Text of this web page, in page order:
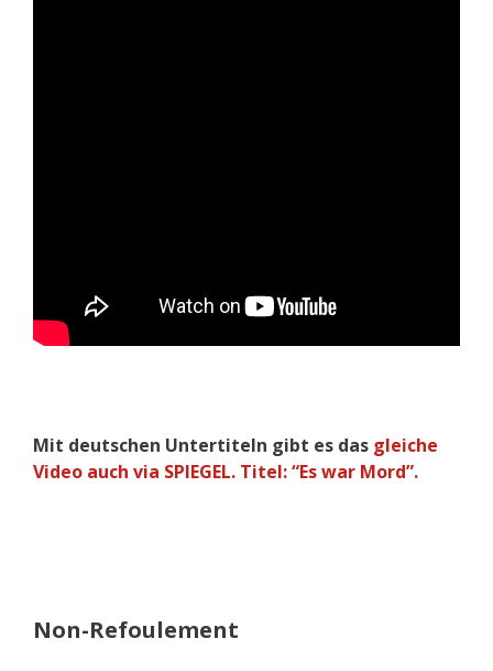
Mit deutschen Untertiteln gibt es das gleiche
Video auch via SPIEGEL. Titel: “Es war Mord”.
Non-Refoulement